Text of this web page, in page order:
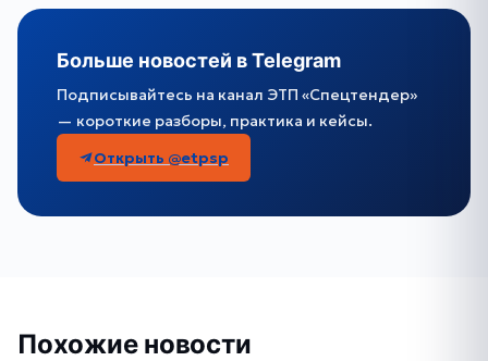
Больше новостей в Telegram
Подписывайтесь на канал ЭТП «Спецтендер»
— короткие разборы, практика и кейсы.
Открыть @etpsp
Похожие новости